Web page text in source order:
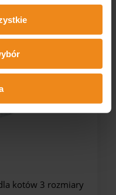
kotów 3 rozmiary